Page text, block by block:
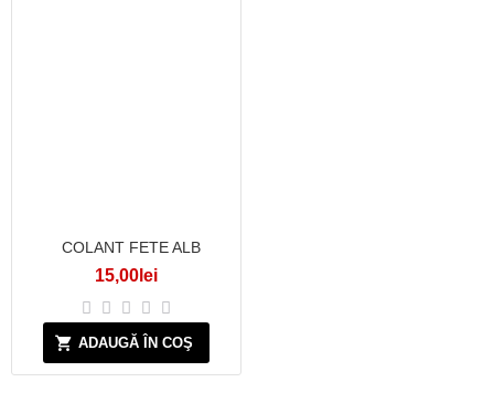
COLANT FETE ALB
15,00lei
ADAUGĂ ÎN COŞ